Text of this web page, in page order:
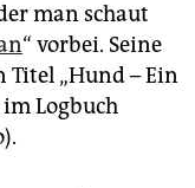
man schaut
“ vorbei. Seine
„Hund – Ein
Logbuch